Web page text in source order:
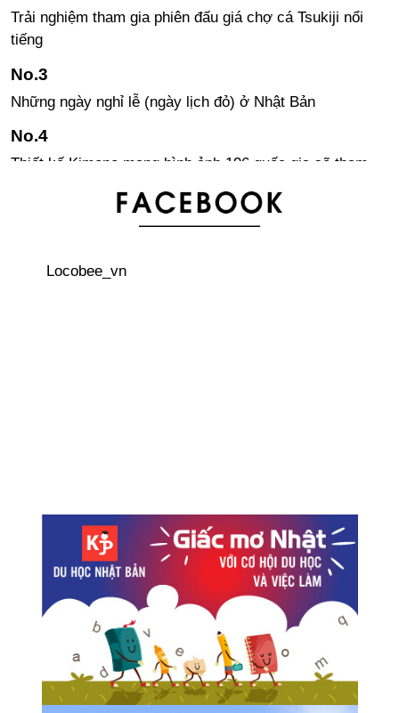
Trải nghiệm tham gia phiên đấu giá chợ cá Tsukiji nổi
tiếng
Những ngày nghỉ lễ (ngày lịch đỏ) ở Nhật Bản
Thiết kế Kimono mang hình ảnh 196 quốc gia sẽ tham
người
Gói cước dung lượng giá rẻ mới của NTT Docomo
Loại bánh mới được sản xuất từ việc tìm hiểu những
loại đồ ăn mà Ninja thường mang theo
Locobee_vn